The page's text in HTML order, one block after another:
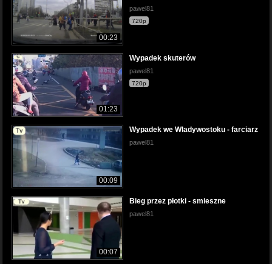
00:23
pawel81
720p
01:23
Wypadek skuterów
pawel81
720p
00:09
Wypadek we Wladywostoku - farciarz
pawel81
00:07
Bieg przez płotki - smieszne
pawel81